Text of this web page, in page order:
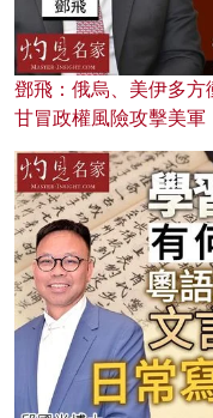
鄧飛：俄烏、美伊多
甘冒政權風險攻擊美軍